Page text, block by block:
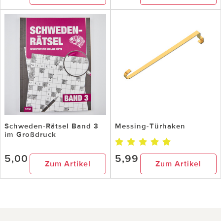
Schweden-Rätsel Band 3
im Großdruck
5,00 Zum Artikel
Messing-Türhaken
5,99 Zum Artikel